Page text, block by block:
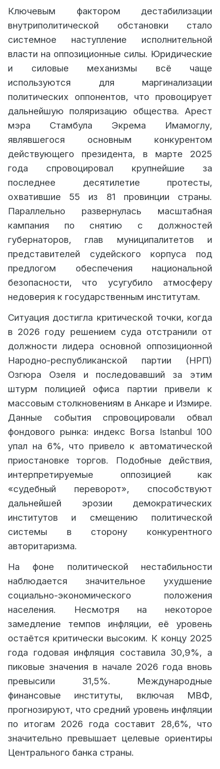
Ключевым фактором дестабилизации
внутриполитической обстановки стало
системное наступление исполнительной
власти на оппозиционные силы. Юридические
и силовые механизмы всё чаще
используются для маргинализации
политических оппонентов, что провоцирует
дальнейшую поляризацию общества. Арест
мэра Стамбула Экрема Имамоглу,
являвшегося основным конкурентом
действующего президента, в марте 2025
года спровоцировал крупнейшие за
последнее десятилетие протесты,
охватившие 55 из 81 провинции страны.
Параллельно развернулась масштабная
кампания по снятию с должностей
губернаторов, глав муниципалитетов и
представителей судейского корпуса под
предлогом обеспечения национальной
безопасности, что усугубило атмосферу
недоверия к государственным институтам.
Ситуация достигла критической точки, когда
в 2026 году решением суда отстранили от
должности лидера основной оппозиционной
Народно-республиканской партии (НРП)
Озгюра Озеля и последовавший за этим
штурм полицией офиса партии привели к
массовым столкновениям в Анкаре и Измире.
Данные события спровоцировали обвал
фондового рынка: индекс Borsa Istanbul 100
упал на 6%, что привело к автоматической
приостановке торгов. Подобные действия,
интерпретируемые оппозицией как
«судебный переворот», способствуют
дальнейшей эрозии демократических
институтов и смещению политической
системы в сторону конкурентного
авторитаризма.
На фоне политической нестабильности
наблюдается значительное ухудшение
социально-экономического положения
населения. Несмотря на некоторое
замедление темпов инфляции, её уровень
остаётся критически высоким. К концу 2025
года годовая инфляция составила 30,9%, а
пиковые значения в начале 2026 года вновь
превысили 31,5%. Международные
финансовые институты, включая МВФ,
прогнозируют, что средний уровень инфляции
по итогам 2026 года составит 28,6%, что
значительно превышает целевые ориентиры
Центрального банка страны.